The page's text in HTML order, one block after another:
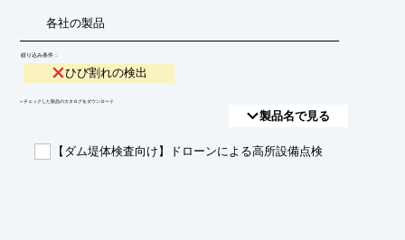
としがちな微細なひび割れも高精度に捉えることを目的とし
ています。
各社の製品
絞り込み条件：
ひび割れの検出
​▼チェックした製品のカタログをダウンロード
製品名で見る
【ダム堤体検査向け】ドローンによる高所設備点検